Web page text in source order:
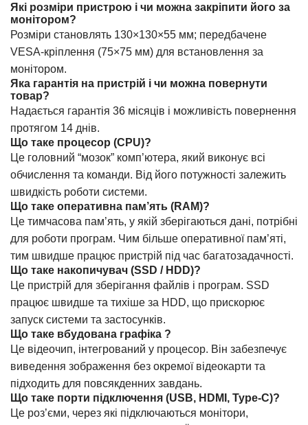
Які розміри пристрою і чи можна закріпити його за
монітором?
Розміри становлять 130×130×55 мм; передбачене
VESA-кріплення (75×75 мм) для встановлення за
монітором.
Яка гарантія на пристрій і чи можна повернути
товар?
Надається гарантія 36 місяців і можливість повернення
протягом 14 днів.
Що таке процесор (CPU)?
Це головний “мозок” комп’ютера, який виконує всі
обчислення та команди. Від його потужності залежить
швидкість роботи системи.
Що таке оперативна пам’ять (RAM)?
Це тимчасова пам’ять, у якій зберігаються дані, потрібні
для роботи програм. Чим більше оперативної пам’яті,
тим швидше працює пристрій під час багатозадачності.
Що таке накопичувач (SSD / HDD)?
Це пристрій для зберігання файлів і програм. SSD
працює швидше та тихіше за HDD, що прискорює
запуск системи та застосунків.
Що таке вбудована графіка ?
Це відеочип, інтегрований у процесор. Він забезпечує
виведення зображення без окремої відеокарти та
підходить для повсякденних завдань.
Що таке порти підключення (USB, HDMI, Type-C)?
Це роз’єми, через які підключаються монітори,